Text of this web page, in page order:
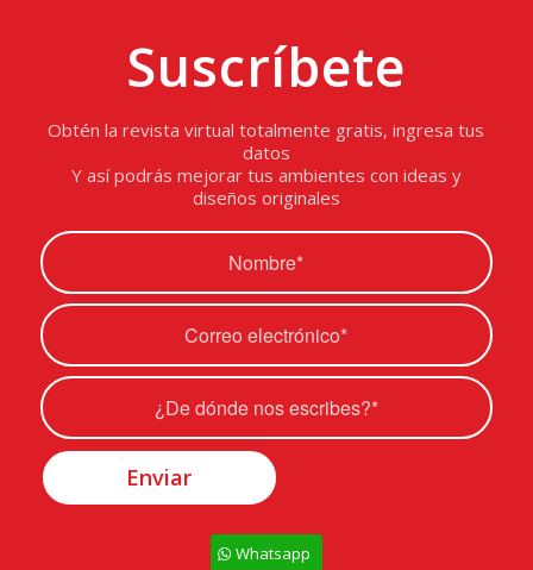
Suscríbete
Obtén la revista virtual totalmente gratis, ingresa tus
datos
Y así podrás mejorar tus ambientes con ideas y
diseños originales
Whatsapp